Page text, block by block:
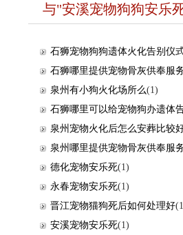
与"安溪宠物狗狗安乐
石狮宠物狗狗遗体火化告别仪
石狮哪里提供宠物骨灰供奉服
泉州有小狗火化场所么(1)
石狮哪里可以给宠物狗办遗体
泉州宠物火化后怎么安葬比较
泉州哪里提供宠物骨灰供奉服
德化宠物安乐死(1)
永春宠物安乐死(1)
晋江宠物猫狗死后如何处理好
安溪宠物安乐死(1)